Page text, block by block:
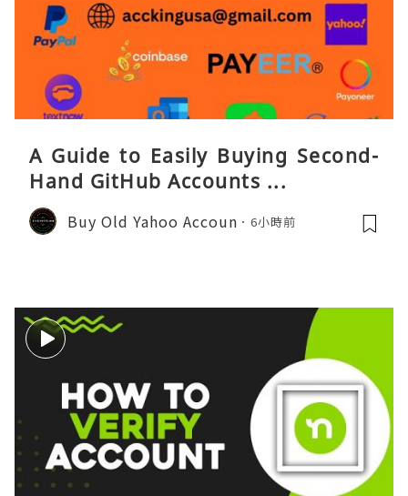
A Guide to Easily Buying Second-
Hand GitHub Accounts ...
Buy Old Yahoo Accoun 6小時前